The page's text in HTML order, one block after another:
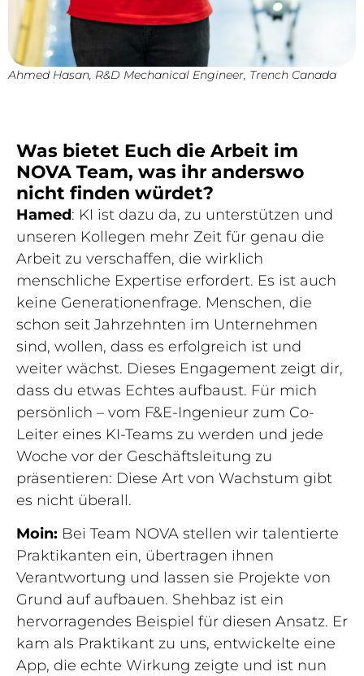
Ahmed Hasan, R&D Mechanical Engineer, Trench Canada
Was bietet Euch die Arbeit im
NOVA Team, was ihr anderswo
nicht finden würdet?
Hamed: KI ist dazu da, zu unterstützen und
unseren Kollegen mehr Zeit für genau die
Arbeit zu verschaffen, die wirklich
menschliche Expertise erfordert. Es ist auch
keine Generationenfrage. Menschen, die
schon seit Jahrzehnten im Unternehmen
sind, wollen, dass es erfolgreich ist und
weiter wächst. Dieses Engagement zeigt dir,
dass du etwas Echtes aufbaust. Für mich
persönlich – vom F&E-Ingenieur zum Co-
Leiter eines KI-Teams zu werden und jede
Woche vor der Geschäftsleitung zu
präsentieren: Diese Art von Wachstum gibt
es nicht überall.
Moin: Bei Team NOVA stellen wir talentierte
Praktikanten ein, übertragen ihnen
Verantwortung und lassen sie Projekte von
Grund auf aufbauen. Shehbaz ist ein
hervorragendes Beispiel für diesen Ansatz. Er
kam als Praktikant zu uns, entwickelte eine
App, die echte Wirkung zeigte und ist nun